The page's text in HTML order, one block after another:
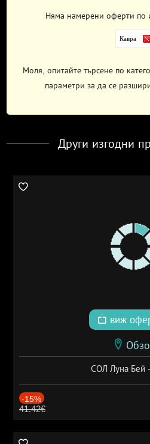
Няма намерени оферти по
Кавра
Моля, опитайте търсене по
параметри за да се
Други изгодни
виж
СОЛ Луна Бей
-15%
41.42€